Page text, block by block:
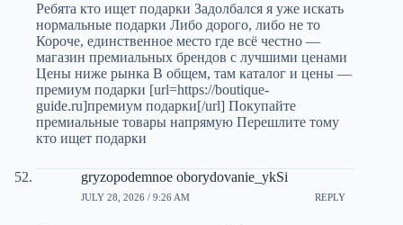
Ребята кто ищет подарки Задолбался я уже искать
нормальные подарки Либо дорого, либо не то
Короче, единственное место где всё честно —
магазин премиальных брендов с лучшими ценами
Цены ниже рынка В общем, там каталог и цены —
премиум подарки [url=https://boutique-
guide.ru]премиум подарки[/url] Покупайте
премиальные товары напрямую Перешлите тому
кто ищет подарки
gryzopodemnoe oborydovanie_ykSi
JULY 28, 2026 / 9:26 AM REPLY